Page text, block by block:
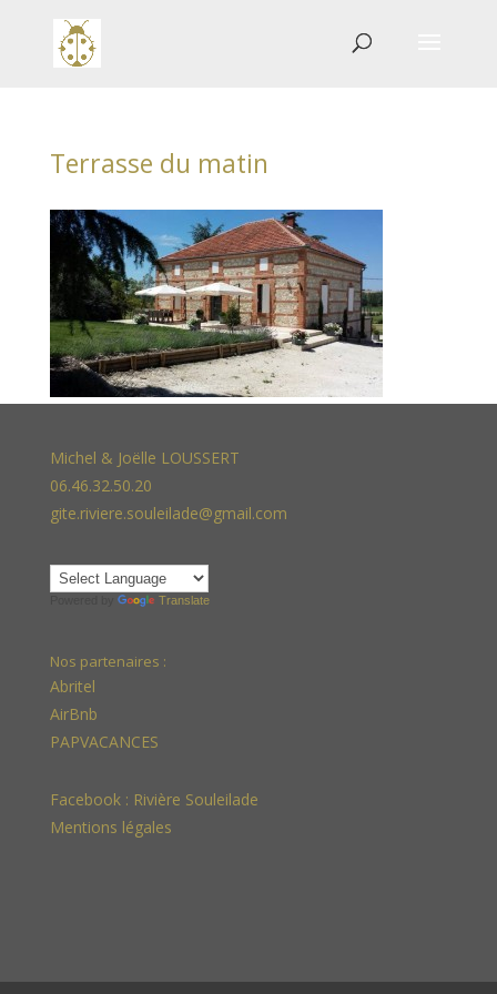
Terrasse du matin
Michel & Joëlle LOUSSERT
06.46.32.50.20
gite.riviere.souleilade@gmail.com
Translate
Nos partenaires :
Abritel
AirBnb
PAPVACANCES
Facebook : Rivière Souleilade
Mentions légales